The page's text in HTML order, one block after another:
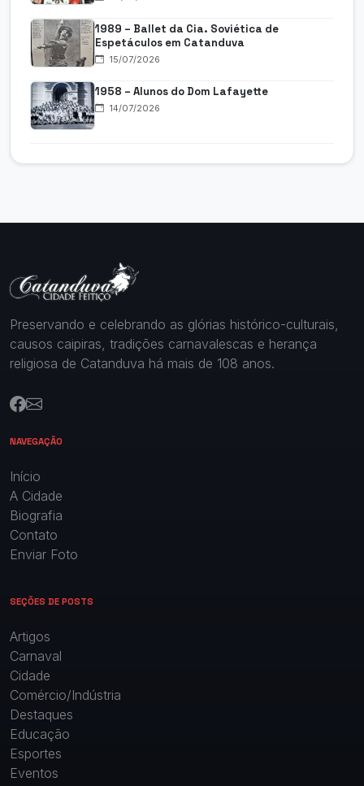
1989 – Ballet da Cia. Soviética de
Espetáculos em Catanduva
15/07/2026
1958 – Alunos do Dom Lafayette
14/07/2026
Preservando e celebrando as glórias histórico-culturais,
causos caipiras, tradições carnavalescas e herança
religiosa de Catanduva há mais de 108 anos.
NAVEGAÇÃO
Início
A Cidade
Biografia
Contato
Enviar Foto
SEÇÕES DE POSTS
Artigos
Carnaval
Cidade
Comércio/Indústria
Destaques
Educação
Esportes
Eventos